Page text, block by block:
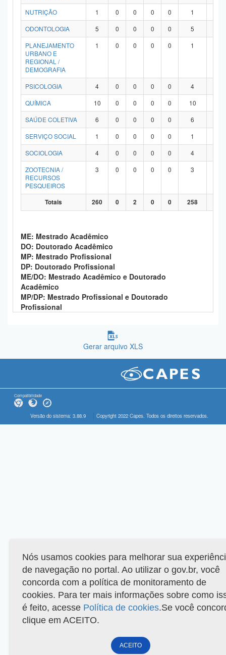
NUTRIÇÃO 1 0 0 0 0 1
ODONTOLOGIA
5 0 0 0 0 5
PLANEJAMENTO
URBANO E
REGIONAL /
DEMOGRAFIA
1 0 0 0 0 1
PSICOLOGIA 4 0 0 0 0 4
QUÍMICA
10 0 0 0 0 10
SAÚDE COLETIVA
6 0 0 0 0 6
SERVIÇO SOCIAL
1 0 0 0 0 1
SOCIOLOGIA
4 0 0 0 0 4
ZOOTECNIA /
RECURSOS
PESQUEIROS
3 0 0 0 0 3
Totais 260 0 2 0 0 258
ME: Mestrado Acadêmico
DO: Doutorado Acadêmico
MP: Mestrado Profissional
DP: Doutorado Profissional
ME/DO: Mestrado Acadêmico e Doutorado
Acadêmico
MP/DP: Mestrado Profissional e Doutorado
Profissional
Gerar arquivo XLS
Compatibilidade
Versão do sistema: 3.88.9 Copyright 2022 Capes. Todos os direitos reservados.
Nós usamos cookies para melhorar sua
de navegação no portal. Ao utilizar o gov.br, você
concorda com a política de monitoramento de
cookies. Para ter mais informações sobre como
é feito, acesse Política de cookies.Se você
clique em ACEITO.
ACEITO